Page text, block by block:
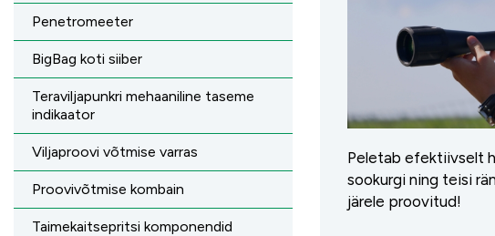
Peletab efektiivselt
sookurgi ning teisi
järele proovitud!
Penetromeeter
BigBag koti siiber
Teraviljapunkri mehaaniline taseme
indikaator
Viljaproovi võtmise varras
Proovivõtmise kombain
Taimekaitsepritsi komponendid